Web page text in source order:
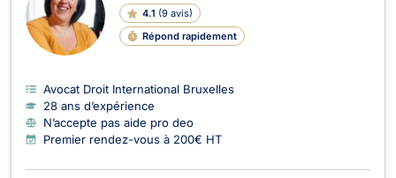
4.1 (9 avis)
Répond rapidement
Avocat Droit International Bruxelles
28 ans d’expérience
N’accepte pas aide pro deo
Premier rendez-vous à 200€ HT